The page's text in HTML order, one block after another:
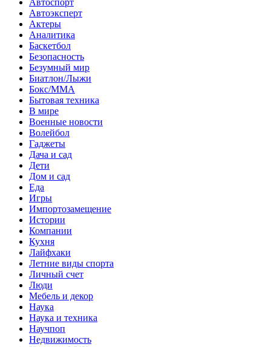
Автоэксперт
Актеры
Аналитика
Баскетбол
Безопасность
Безумный мир
Биатлон/Лыжи
Бокс/MMA
Бытовая техника
В мире
Военные новости
Волейбол
Гаджеты
Дача и сад
Дети
Дом и сад
Еда
Игры
Импортозамещение
Истории
Компании
Кухня
Лайфхаки
Летние виды спорта
Личный счет
Люди
Мебель и декор
Наука
Наука и техника
Научпоп
Недвижимость